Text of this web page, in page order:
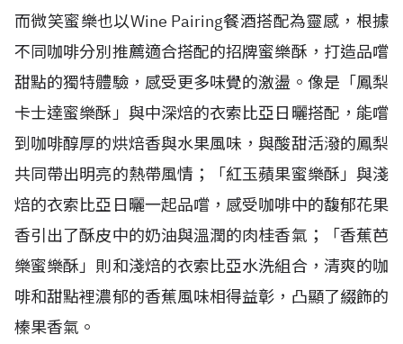
而微笑蜜樂也以Wine Pairing餐酒搭配為靈感，根據
不同咖啡分別推薦適合搭配的招牌蜜樂酥，打造品嚐
甜點的獨特體驗，感受更多味覺的激盪。像是「鳳梨
卡士達蜜樂酥」與中深焙的衣索比亞日曬搭配，能嚐
到咖啡醇厚的烘焙香與水果風味，與酸甜活潑的鳳梨
共同帶出明亮的熱帶風情；「紅玉蘋果蜜樂酥」與淺
焙的衣索比亞日曬一起品嚐，感受咖啡中的馥郁花果
香引出了酥皮中的奶油與溫潤的肉桂香氣；「香蕉芭
樂蜜樂酥」則和淺焙的衣索比亞水洗組合，清爽的咖
啡和甜點裡濃郁的香蕉風味相得益彰，凸顯了綴飾的
榛果香氣。